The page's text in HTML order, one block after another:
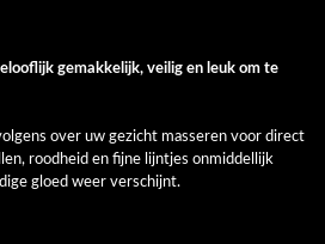
gemakkelijk, veilig en leuk om te
over uw gezicht masseren voor direct
roodheid en fijne lijntjes onmiddellijk
gloed weer verschijnt.